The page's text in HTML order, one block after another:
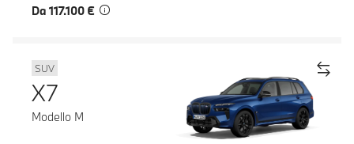
Da 117.100 €
SUV
X7
Modello M